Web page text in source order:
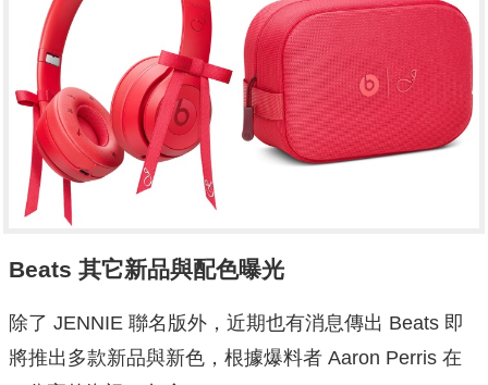
Beats 其它新品與配色曝光
除了 JENNIE 聯名版外，近期也有消息傳出 Beats 即
將推出多款新品與新色，根據爆料者 Aaron Perris 在